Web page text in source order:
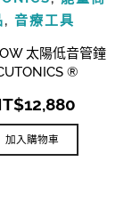
, 音療工具
太陽低音管鐘
®
12,880
加入購物車